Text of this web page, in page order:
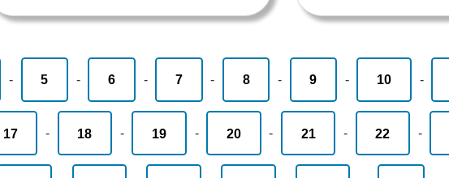
- 5 - 6 - 7 - 8 - 9 - 10 -
17 - 18 - 19 - 20 - 21 - 22 -